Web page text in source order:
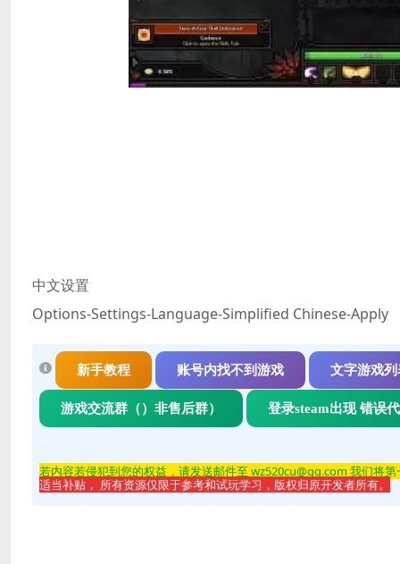
中文设置
Options-Settings-Language-Simplified Chinese-Apply
新手教程 账号内找不到游戏 文字游戏列
游戏交流群（）非售后群） 登录steam出现 错误
若内容若侵犯到您的权益，请发送邮件至 wz520cu@qq.com 我们将
适当补贴， 所有资源仅限于参考和试玩学习，版权归原开发者所有。